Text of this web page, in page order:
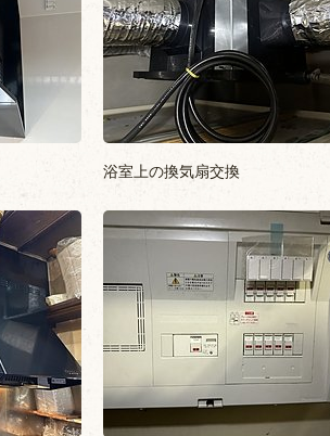
浴室上の換気扇交換